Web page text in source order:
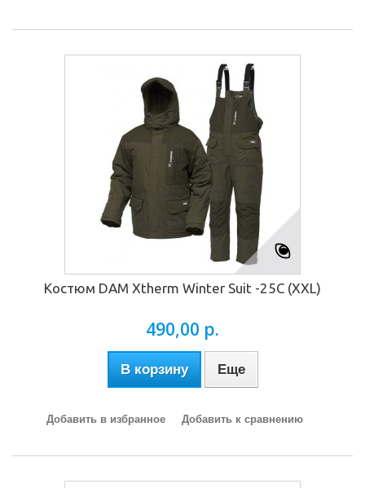
Костюм DAM Xtherm Winter Suit -25C (XXL)
490,00 р.
В корзину Еще
Добавить в избранное Добавить к сравнению